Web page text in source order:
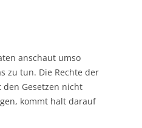
anschaut umso
zu tun. Die Rechte der
Gesetzen nicht
kommt halt darauf